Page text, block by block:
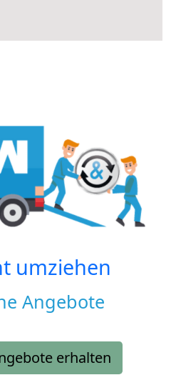
umziehen
Angebote
erhalten